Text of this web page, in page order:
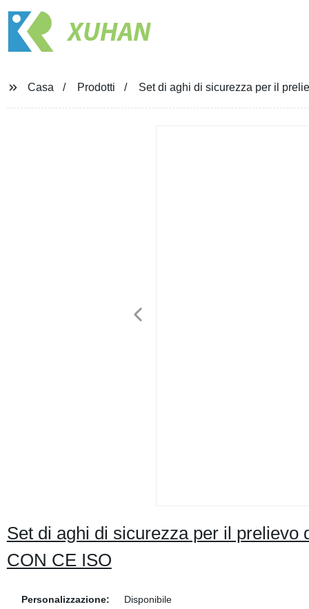
XUHAN
Casa Prodotti Set di aghi di sicurezza per il
Set di aghi di sicurezza per il prelievo
CON CE ISO
Personalizzazione:
Disponibile